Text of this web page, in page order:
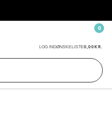
LOG INDØNSKELISTE0,00 KR.
0